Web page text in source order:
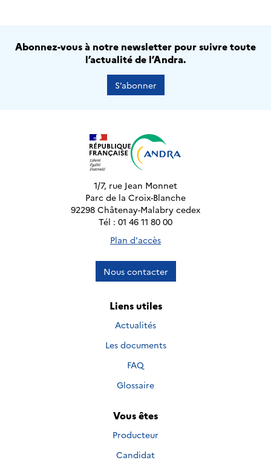
Abonnez-vous à notre newsletter pour suivre toute
l’actualité de l’Andra.
S’abonner
1/7, rue Jean Monnet
Parc de la Croix-Blanche
92298 Châtenay-Malabry cedex
Tél : 01 46 11 80 00
Plan d'accès
Nous contacter
Liens utiles
Actualités
Les documents
FAQ
Glossaire
Vous êtes
Producteur
Candidat